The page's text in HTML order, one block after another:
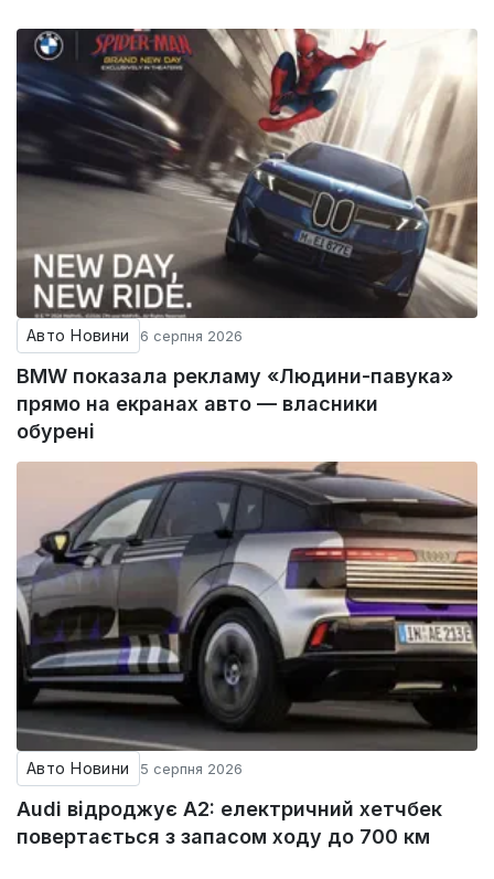
Авто Новини 6 серпня 2026
BMW показала рекламу «Людини-павука»
прямо на екранах авто — власники
обурені
Авто Новини 5 серпня 2026
Audi відроджує A2: електричний хетчбек
повертається з запасом ходу до 700 км